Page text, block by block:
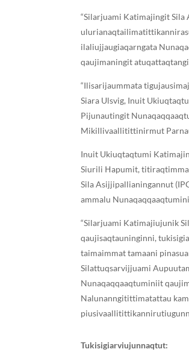
“Silarjuami Katimajingit
ilaliujjaugiaqarngata
qaujimaningit
“Ilisarijaummata
Siara Ulsvig, Inuit
Pijunautingit
Mikillivaallitittinirmut
Inuit Ukiuqtaqtumi
Siurili ᕼapumit,
Sila Asijjipallianingannut
ammalu
“Silarjuami Katimajiujunik
qaujisaqtauninginni,
taimaimmat tamaani
Silattuqsarvijjuami
Nunaqaqqaaqtuminiit
Nalunanngitittimatattau
Tukisigiarviujunnaqtut: